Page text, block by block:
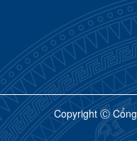
Copyright Ⓒ